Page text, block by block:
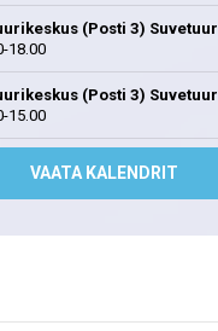
(Posti 3) Suvetuur
18.00
(Posti 3) Suvetuur
15.00
VAATA KALENDRIT